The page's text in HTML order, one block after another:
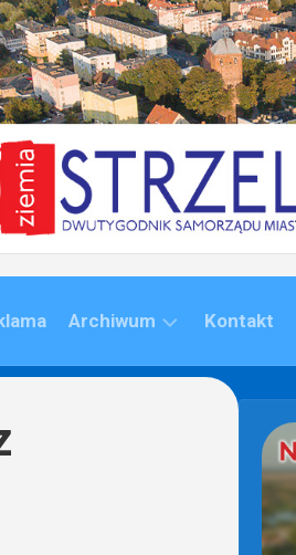
Archiwum Kontakt